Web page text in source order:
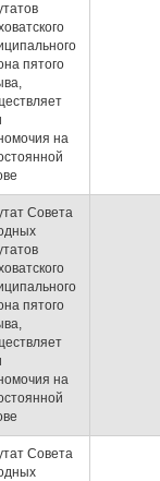
пятого
на
Совета
пятого
на
Совета